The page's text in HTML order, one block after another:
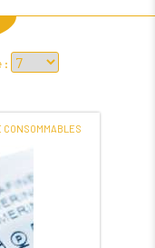
:
CONSOMMABLES